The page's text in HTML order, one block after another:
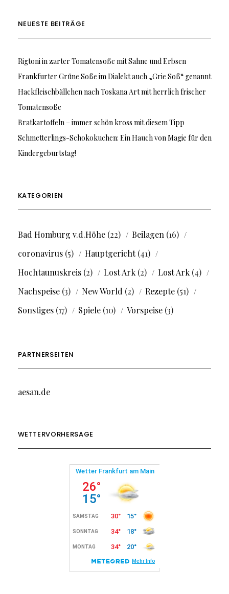
NEUESTE BEITRÄGE
Rigtoni in zarter Tomatensoße mit Sahne und Erbsen
Frankfurter Grüne Soße im Dialekt auch „Grie Soß“ genannt
Hackfleischbällchen nach Toskana Art mit herrlich frischer
Tomatensoße
Bratkartoffeln – immer schön kross mit diesem Tipp
Schmetterlings-Schokokuchen: Ein Hauch von Magie für den
Kindergeburtstag!
KATEGORIEN
Bad Homburg v.d.Höhe(22) Beilagen (16)
coronavirus(5) Hauptgericht(41)
Hochtaunuskreis(2) Lost Ark(2) Lost Ark(4)
Nachspeise(3) New World (2) Rezepte(51)
Sonstiges(17) Spiele(10) Vorspeise(3)
PARTNERSEITEN
aesan.de
WETTERVORHERSAGE